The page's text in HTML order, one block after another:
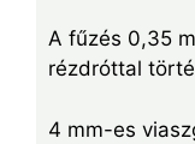
A fűzés 0,35
rézdróttal
4 mm-es